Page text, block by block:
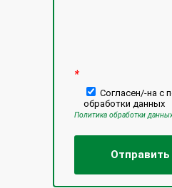
*
Согласен/-на с
обработки данных
Политика обработки